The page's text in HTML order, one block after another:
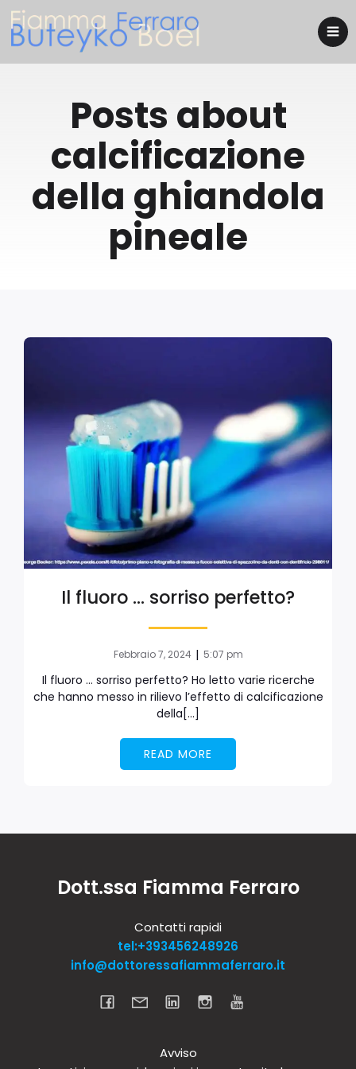
Posts about
calcificazione
della ghiandola
pineale
Il fluoro … sorriso perfetto?
Febbraio 7, 2024 | 5:07 pm
Il fluoro … sorriso perfetto? Ho letto varie ricerche
che hanno messo in rilievo l’effetto di calcificazione
della[…]
READ MORE
Dott.ssa Fiamma Ferraro
Contatti rapidi
tel:+393456248926
info@dottoressafiammaferraro.it
Avviso